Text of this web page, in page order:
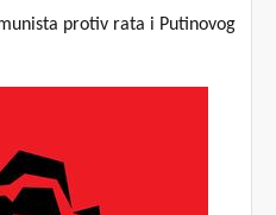
protiv rata i Putinovog